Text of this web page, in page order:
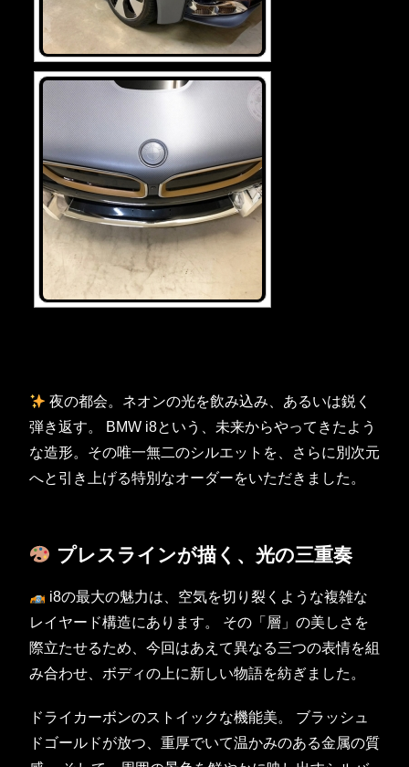
夜の都会。ネオンの光を飲み込み、あるいは鋭く
弾き返す。 BMW i8という、未来からやってきたよう
な造形。その唯一無二のシルエットを、さらに別次元
へと引き上げる特別なオーダーをいただきました。
プレスラインが描く、光の三重奏
i8の最大の魅力は、空気を切り裂くような複雑な
レイヤード構造にあります。 その「層」の美しさを
際立たせるため、今回はあえて異なる三つの表情を組
み合わせ、ボディの上に新しい物語を紡ぎました。
ドライカーボンのストイックな機能美。 ブラッシュ
ドゴールドが放つ、重厚でいて温かみのある金属の質